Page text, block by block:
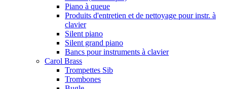
Piano à queue
Produits d'entretien et de nettoyage pour instr. à
clavier
Silent piano
Silent grand piano
Bancs pour instruments à clavier
Carol Brass
Trompettes Sib
Trombones